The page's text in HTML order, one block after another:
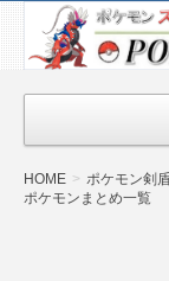
ポケモン
情報まと
『
TIMES』
HOME ポケモン剣
ポケモンまとめ一覧